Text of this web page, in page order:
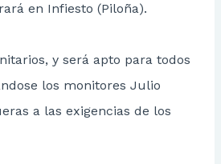
en Infiesto (Piloña).
y será apto para todos
los monitores Julio
a las exigencias de los